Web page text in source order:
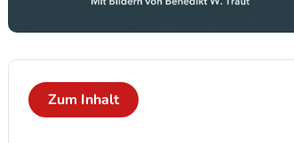
Zum Inhalt